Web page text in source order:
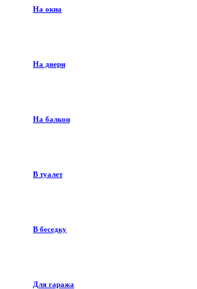
На окна
На двери
На балкон
В туалет
В беседку
Для гаража